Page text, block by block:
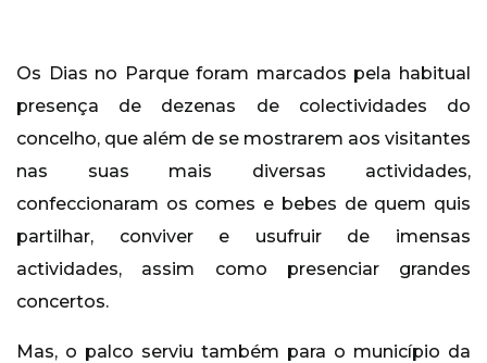
Os Dias no Parque foram marcados pela habitual
presença de dezenas de colectividades do
concelho, que além de se mostrarem aos visitantes
nas suas mais diversas actividades,
confeccionaram os comes e bebes de quem quis
partilhar, conviver e usufruir de imensas
actividades, assim como presenciar grandes
concertos.
Mas, o palco serviu também para o município da